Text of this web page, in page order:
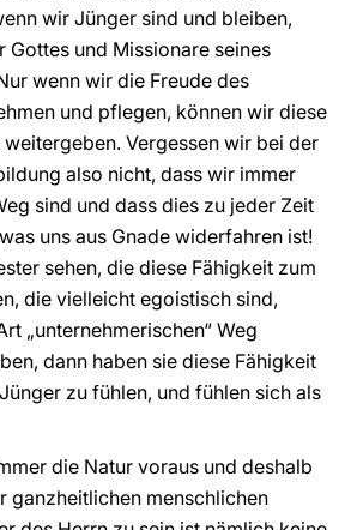
wir Jünger sind und bleiben,
Gottes und Missionare seines
wenn wir die Freude des
und pflegen, können wir diese
weitergeben. Vergessen wir bei der
also nicht, dass wir immer
sind und dass dies zu jeder Zeit
uns aus Gnade widerfahren ist!
sehen, die diese Fähigkeit zum
die vielleicht egoistisch sind,
„unternehmerischen“ Weg
dann haben sie diese Fähigkeit
zu fühlen, und fühlen sich als
die Natur voraus und deshalb
ganzheitlichen menschlichen